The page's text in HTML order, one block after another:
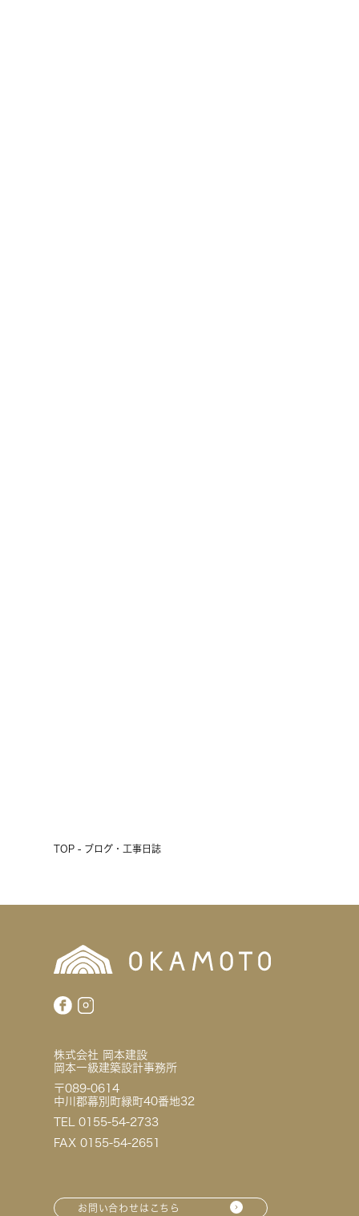
TOP - ブログ・工事日誌
株式会社 岡本建設
岡本一級建築設計事務所
〒089-0614
中川郡幕別町緑町40番地32
TEL 0155-54-2733
FAX 0155-54-2651
お問い合わせはこちら